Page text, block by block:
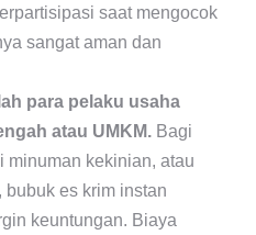
saat mengocok
sangat aman dan
para pelaku usaha
atau UMKM. Bagi
minuman kekinian, atau
es krim instan
keuntungan. Biaya